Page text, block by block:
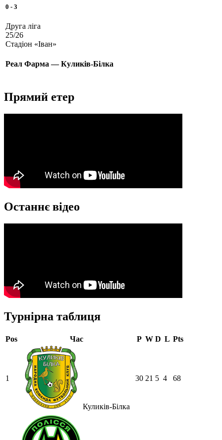
0 - 3
Друга ліга
25/26
Стадіон «Іван»
Реал Фарма — Куликів-Білка
Прямий етер
Останнє відео
Турнірна таблиця
Pos Час P W D L Pts
1
Куликів-Білка
30 21 5 4 68